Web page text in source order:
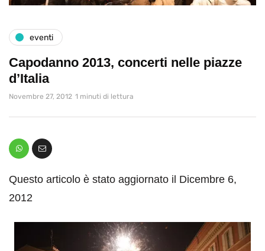
eventi
Capodanno 2013, concerti nelle piazze
d’Italia
Novembre 27, 2012 1 minuti di lettura
Questo articolo è stato aggiornato il Dicembre 6,
2012